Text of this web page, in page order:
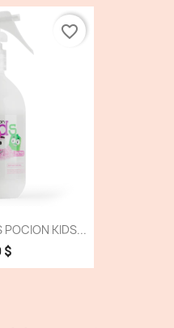
POCION KIDS...
$
favorite_border